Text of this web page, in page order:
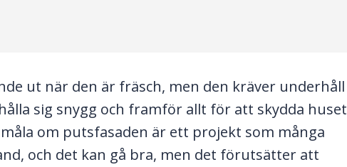
ut när den är fräsch, men den kräver underhåll
sig snygg och framför allt för att skydda huset
om putsfasaden är ett projekt som många
och det kan gå bra, men det förutsätter att